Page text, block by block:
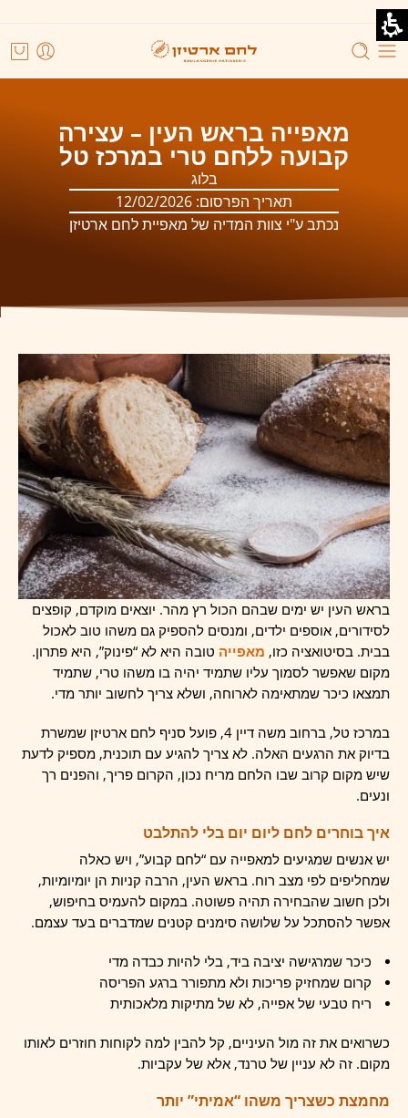
מאפייה בראש העין – עצירה
קבועה ללחם טרי במרכז טל
בלוג
תאריך הפרסום: 12/02/2026
נכתב ע"י צוות המדיה של מאפיית לחם ארטיזן
בראש העין יש ימים שבהם הכול רץ מהר. יוצאים מוקדם, קופצים
לסידורים, אוספים ילדים, ומנסים להספיק גם משהו טוב לאכול
בבית. בסיטואציה כזו, מאפייה טובה היא לא “פינוק”, היא פתרון.
מקום שאפשר לסמוך עליו שתמיד יהיה בו משהו טרי, שתמיד
תמצאו כיכר שמתאימה לארוחה, ושלא צריך לחשוב יותר מדי.
במרכז טל, ברחוב משה דיין 4, פועל סניף לחם ארטיזן שמשרת
בדיוק את הרגעים האלה. לא צריך להגיע עם תוכנית, מספיק לדעת
שיש מקום קרוב שבו הלחם מריח נכון, הקרום פריך, והפנים רך
ונעים.
איך בוחרים לחם ליום יום בלי להתלבט
יש אנשים שמגיעים למאפייה עם “לחם קבוע”, ויש כאלה
שמחליפים לפי מצב רוח. בראש העין, הרבה קניות הן יומיומיות,
ולכן חשוב שהבחירה תהיה פשוטה. במקום להעמיס בחיפוש,
אפשר להסתכל על שלושה סימנים קטנים שמדברים בעד עצמם.
כיכר שמרגישה יציבה ביד, בלי להיות כבדה מדי
קרום שמחזיק פריכות ולא מתפורר ברגע הפריסה
ריח טבעי של אפייה, לא של מתיקות מלאכותית
כשרואים את זה מול העיניים, קל להבין למה לקוחות חוזרים לאותו
מקום. זה לא עניין של טרנד, אלא של עקביות.
מחמצת כשצריך משהו “אמיתי” יותר